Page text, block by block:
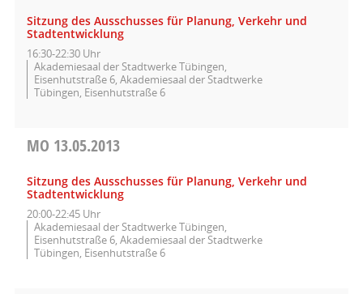
Sitzung des Ausschusses für Planung, Verkehr und
Stadtentwicklung
16:30-22:30 Uhr
Akademiesaal der Stadtwerke Tübingen,
Eisenhutstraße 6, Akademiesaal der Stadtwerke
Tübingen, Eisenhutstraße 6
MO 13.05.2013
Sitzung des Ausschusses für Planung, Verkehr und
Stadtentwicklung
20:00-22:45 Uhr
Akademiesaal der Stadtwerke Tübingen,
Eisenhutstraße 6, Akademiesaal der Stadtwerke
Tübingen, Eisenhutstraße 6